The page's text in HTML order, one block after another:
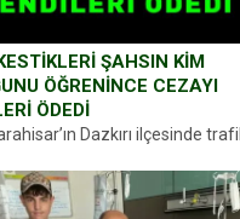
ŞAHSIN KİM
ÖĞRENİNCE CEZAYI
ÖDEDİ
Dazkırı ilçesinde
bir otomobilin
ruhsat sorup belgelerini